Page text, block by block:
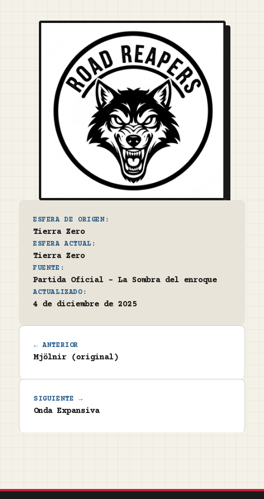
ESFERA DE ORIGEN:
Tierra Zero
ESFERA ACTUAL:
Tierra Zero
FUENTE:
Partida Oficial - La Sombra del enroque
ACTUALIZADO:
4 de diciembre de 2025
← ANTERIOR
Mjölnir (original)
SIGUIENTE →
Onda Expansiva